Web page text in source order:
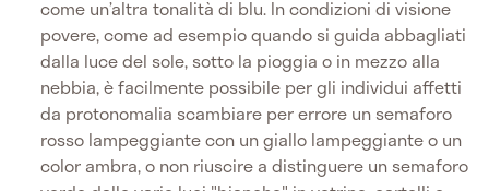
come un’altra tonalità di blu. In condizioni di visione
povere, come ad esempio quando si guida abbagliati
dalla luce del sole, sotto la pioggia o in mezzo alla
nebbia, è facilmente possibile per gli individui affetti
da protonomalia scambiare per errore un semaforo
rosso lampeggiante con un giallo lampeggiante o un
color ambra, o non riuscire a distinguere un semaforo